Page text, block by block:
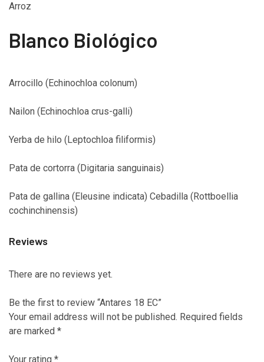
Arroz
Blanco Biológico
Arrocillo (Echinochloa colonum)
Nailon (Echinochloa crus-galli)
Yerba de hilo (Leptochloa filiformis)
Pata de cortorra (Digitaria sanguinais)
Pata de gallina (Eleusine indicata) Cebadilla (Rottboellia
cochinchinensis)
Reviews
There are no reviews yet.
Be the first to review “Antares 18 EC”
Your email address will not be published. Required fields
are marked *
Your rating *